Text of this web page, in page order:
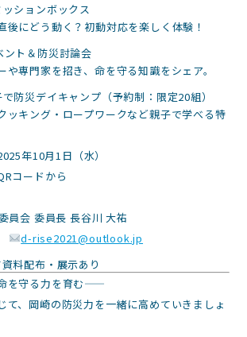
ッションボックス
後にどう動く？初動対応を楽しく体験！
ント＆防災討論会
や専門家を招き、命を守る知識をシェア。
で防災デイキャンプ（予約制：限定20組）
ッキング・ロープワークなど親子で学べる特
年10月1日（水）
コードから
員会 委員長 長谷川 大祐
d-rise2021@outlook.jp
料配布・展示あり
を守る力を育む——
て、岡崎の防災力を一緒に高めていきましょ